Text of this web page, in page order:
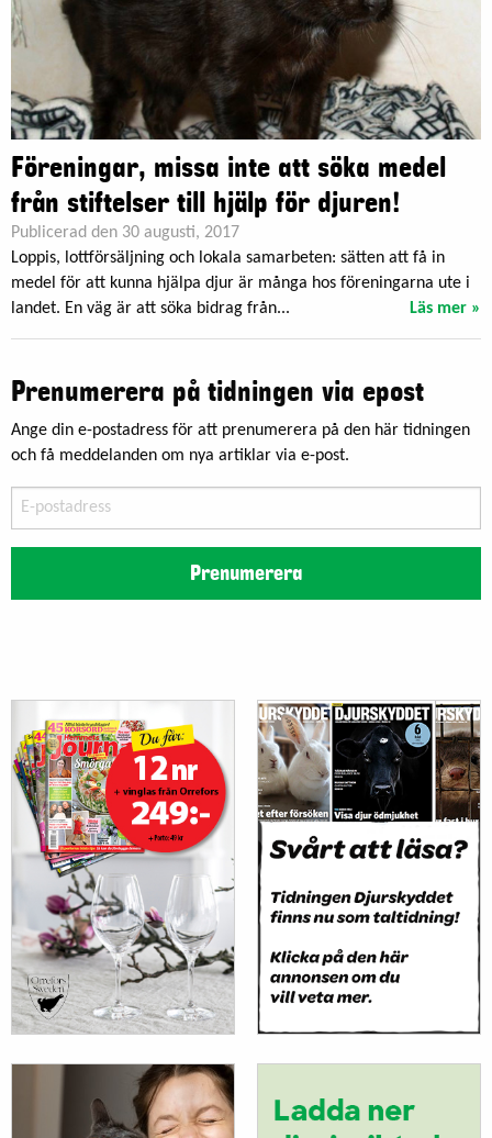
Föreningar, missa inte att söka medel
från stiftelser till hjälp för djuren!
Publicerad den 30 augusti, 2017
Loppis, lottförsäljning och lokala samarbeten: sätten att få in
medel för att kunna hjälpa djur är många hos föreningarna ute i
landet. En väg är att söka bidrag från...
Läs mer »
Prenumerera på tidningen via epost
Ange din e-postadress för att prenumerera på den här tidningen
och få meddelanden om nya artiklar via e-post.
postadress
Prenumerera